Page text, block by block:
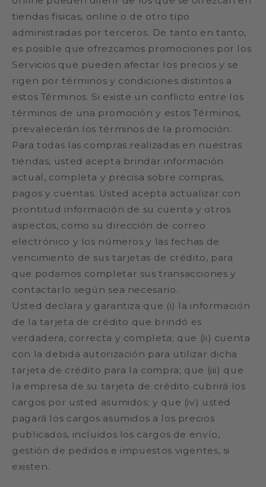
tiendas físicas, online o de otro tipo
administradas por terceros. De tanto en tanto,
es posible que ofrezcamos promociones por los
Servicios que pueden afectar los precios y se
rigen por términos y condiciones distintos a
estos Términos. Si existe un conflicto entre los
términos de una promoción y estos Términos,
prevalecerán los términos de la promoción.
Para todas las compras realizadas en nuestras
tiendas, usted acepta brindar información
actual, completa y precisa sobre compras,
pagos y cuentas. Usted acepta actualizar con
prontitud información de su cuenta y otros
aspectos, como su dirección de correo
electrónico y los números y las fechas de
vencimiento de sus tarjetas de crédito, para
que podamos completar sus transacciones y
contactarlo según sea necesario.
Usted declara y garantiza que (i) la información
de la tarjeta de crédito que brindó es
verdadera, correcta y completa; que (ii) cuenta
con la debida autorización para utilizar dicha
tarjeta de crédito para la compra; que (iii) que
la empresa de su tarjeta de crédito cubrirá los
cargos por usted asumidos; y que (iv) usted
pagará los cargos asumidos a los precios
publicados, incluidos los cargos de envío,
gestión de pedidos e impuestos vigentes, si
existen.